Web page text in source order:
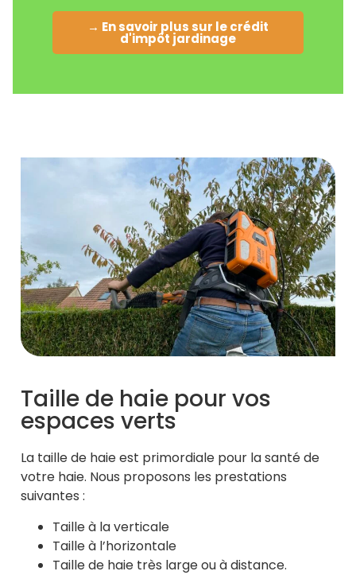
→ En savoir plus sur le crédit
d'impôt jardinage
Taille de haie pour vos
espaces verts
La taille de haie est primordiale pour la santé de
votre haie. Nous proposons les prestations
suivantes :
Taille à la verticale
Taille à l’horizontale
Taille de haie très large ou à distance.